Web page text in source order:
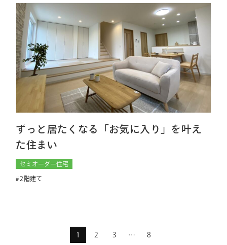
ずっと居たくなる「お気に入り」を叶え
た住まい
セミオーダー住宅
2階建て
1 2 3 … 8